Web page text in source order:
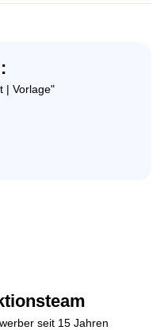
| Vorlage"
seit 15 Jahren